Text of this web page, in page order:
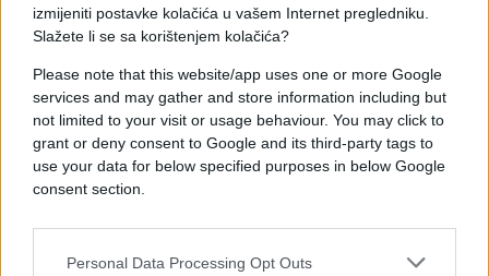
izmijeniti postavke kolačića u vašem Internet pregledniku.
Slažete li se sa korištenjem kolačića?
Please note that this website/app uses one or more Google
services and may gather and store information including but
not limited to your visit or usage behaviour. You may click to
grant or deny consent to Google and its third-party tags to
use your data for below specified purposes in below Google
consent section.
Personal Data Processing Opt Outs